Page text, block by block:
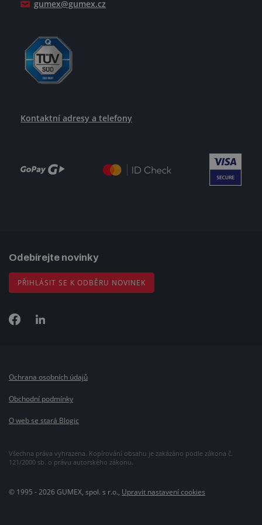
gumex@gumex.cz
Kontaktní adresy a telefony
Odebírejte novinky
PŘIHLÁSIT SE K ODBĚRU NOVINEK
Všechna práva vyhrazena. Kopírování obsahu je zakázáno podle zákona č.
121/2000 sb. o právu autorského zákonu.
Ochrana osobních údajů
Obchodní podmínky
O web se stará Blogic
© 1995 - 2026 GUMEX, spol. s r.o., Upravit nastavení cookies